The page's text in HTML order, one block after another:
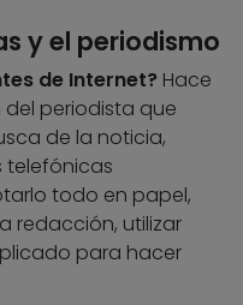
y el periodismo
de Internet? Hace
periodista que
de la noticia,
telefónicas
todo en papel,
redacción, utilizar
para hacer